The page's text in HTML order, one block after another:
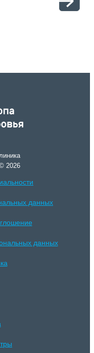
2026
данных
данных